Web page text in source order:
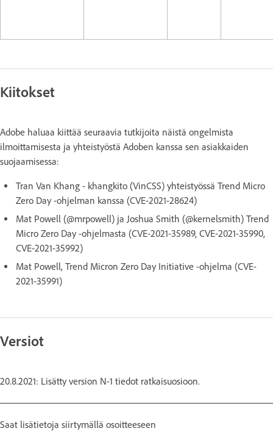
Kiitokset
Adobe haluaa kiittää seuraavia tutkijoita näistä ongelmista
ilmoittamisesta ja yhteistyöstä Adoben kanssa sen asiakkaiden
suojaamisessa:
Tran Van Khang - khangkito (VinCSS) yhteistyössä Trend Micro
Zero Day -ohjelman kanssa (CVE-2021-28624)
Mat Powell (@mrpowell) ja Joshua Smith (@kernelsmith) Trend
Micro Zero Day -ohjelmasta (CVE-2021-35989, CVE-2021-35990,
CVE-2021-35992)
Mat Powell, Trend Micron Zero Day Initiative -ohjelma (CVE-
2021-35991)
Versiot
20.8.2021: Lisätty version N-1 tiedot ratkaisuosioon.
Saat lisätietoja siirtymällä osoitteeseen